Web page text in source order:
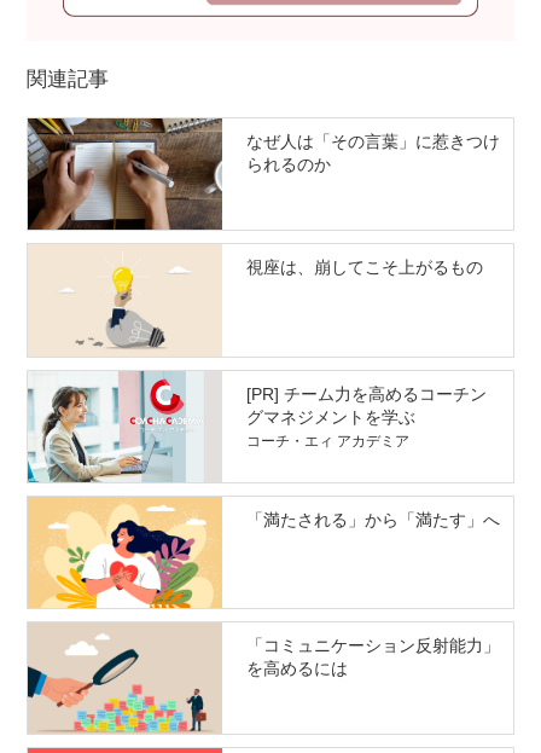
関連記事
なぜ人は「その言葉」に惹きつけ
られるのか
視座は、崩してこそ上がるもの
[PR] チーム力を高めるコーチン
グマネジメントを学ぶ
コーチ・エィ アカデミア
「満たされる」から「満たす」へ
「コミュニケーション反射能力」
を高めるには